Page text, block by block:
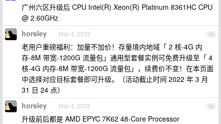
广州六区升级后 CPU Intel(R) Xeon(R) Platinum 8361HC CPU
@ 2.60GHz
59
horsley Mar 4, 2022
老用户重磅福利：加量不加价！存量境内地域「 2 核-4G 内
存-8M 带宽-1200G 流量包」通用型套餐实例可免费升级至「 4
核-4G 内存-8M 带宽-1200G 流量包」，续费价不变！在本页面
中选择对应目标套餐即可升级。（活动截止时间 2022 年 3 月
31 日 24 点）
60
horsley Mar 4, 2022
升级前后都是 AMD EPYC 7K62 48-Core Processor